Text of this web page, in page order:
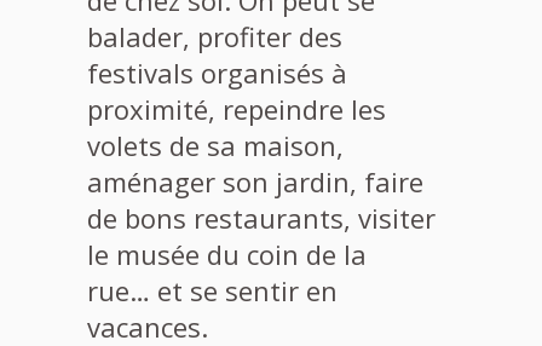
balader, profiter des
festivals organisés à
proximité, repeindre les
volets de sa maison,
aménager son jardin, faire
de bons restaurants, visiter
le musée du coin de la
rue… et se sentir en
vacances.